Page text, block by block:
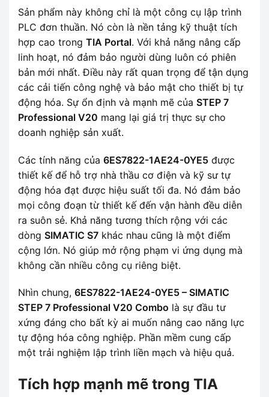
Sản phẩm này không chỉ là một công cụ lập trình
PLC đơn thuần. Nó còn là nền tảng kỹ thuật tích
hợp cao trong TIA Portal. Với khả năng nâng cấp
linh hoạt, nó đảm bảo người dùng luôn có phiên
bản mới nhất. Điều này rất quan trọng để tận dụng
các cải tiến công nghệ và bảo mật cho thiết bị tự
động hóa. Sự ổn định và mạnh mẽ của STEP 7
Professional V20 mang lại giá trị thực sự cho
doanh nghiệp sản xuất.
Các tính năng của 6ES7822-1AE24-0YE5 được
thiết kế để hỗ trợ nhà thầu cơ điện và kỹ sư tự
động hóa đạt được hiệu suất tối đa. Nó đảm bảo
mọi công đoạn từ thiết kế đến vận hành đều diễn
ra suôn sẻ. Khả năng tương thích rộng với các
dòng SIMATIC S7 khác nhau cũng là một điểm
cộng lớn. Nó giúp mở rộng phạm vi ứng dụng mà
không cần nhiều công cụ riêng biệt.
Nhìn chung, 6ES7822-1AE24-0YE5 – SIMATIC
STEP 7 Professional V20 Combo là sự đầu tư
xứng đáng cho bất kỳ ai muốn nâng cao năng lực
tự động hóa công nghiệp. Phần mềm cung cấp
một trải nghiệm lập trình liền mạch và hiệu quả.
Tích hợp mạnh mẽ trong TIA